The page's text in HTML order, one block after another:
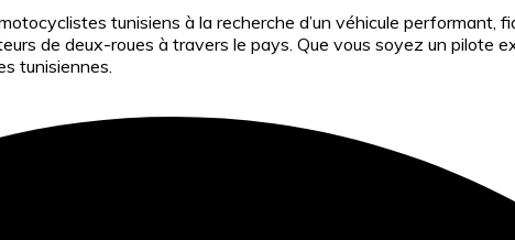
tunisiens à la recherche d’un véhicule
de deux-roues à travers le pays. Que vous soyez un pilote
tunisiennes.